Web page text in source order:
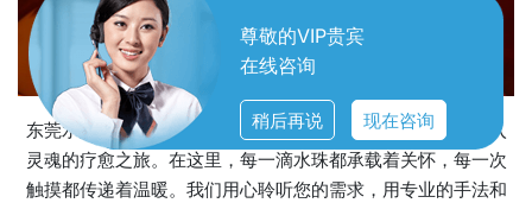
尊敬的VIP贵宾
在线咨询
稍后再说 现在咨询
东莞水疗服务，不仅仅是一次简单的放松体验，而是一次深入
灵魂的疗愈之旅。在这里，每一滴水珠都承载着关怀，每一次
触摸都传递着温暖。我们用心聆听您的需求，用专业的手法和